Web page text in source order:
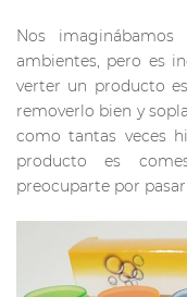
Nos
ambientes, pero es
verter un producto
removerlo bien y
como tantas veces
producto es
preocuparte por